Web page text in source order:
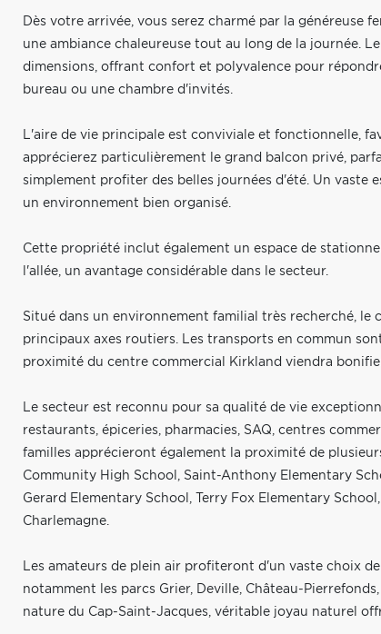
Dès votre arrivée, vous serez charmé par la généreuse
une ambiance chaleureuse tout au long de la journée.
dimensions, offrant confort et polyvalence pour
bureau ou une chambre d'invités.
L'aire de vie principale est conviviale et fonctionnelle,
apprécierez particulièrement le grand balcon privé,
simplement profiter des belles journées d'été. Un vaste
un environnement bien organisé.
Cette propriété inclut également un espace de
l'allée, un avantage considérable dans le secteur.
Situé dans un environnement familial très recherché,
principaux axes routiers. Les transports en commun
proximité du centre commercial Kirkland viendra
Le secteur est reconnu pour sa qualité de vie
restaurants, épiceries, pharmacies, SAQ, centres
familles apprécieront également la proximité de
Community High School, Saint-Anthony Elementary
Gerard Elementary School, Terry Fox Elementary
Charlemagne.
Les amateurs de plein air profiteront d'un vaste choix
notamment les parcs Grier, Deville, Château-
nature du Cap-Saint-Jacques, véritable joyau naturel